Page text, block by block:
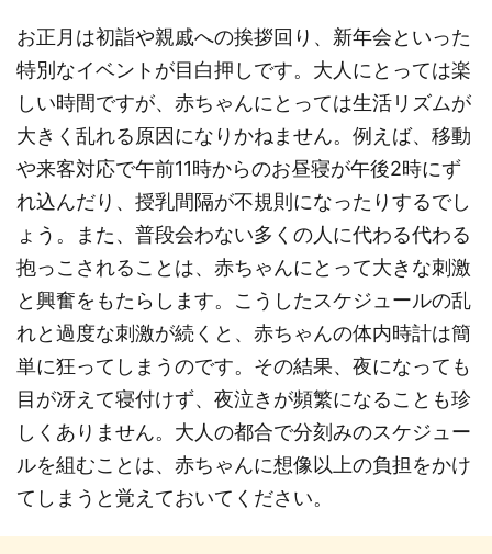
お正月は初詣や親戚への挨拶回り、新年会といった
特別なイベントが目白押しです。大人にとっては楽
しい時間ですが、赤ちゃんにとっては生活リズムが
大きく乱れる原因になりかねません。例えば、移動
や来客対応で午前11時からのお昼寝が午後2時にず
れ込んだり、授乳間隔が不規則になったりするでし
ょう。また、普段会わない多くの人に代わる代わる
抱っこされることは、赤ちゃんにとって大きな刺激
と興奮をもたらします。こうしたスケジュールの乱
れと過度な刺激が続くと、赤ちゃんの体内時計は簡
単に狂ってしまうのです。その結果、夜になっても
目が冴えて寝付けず、夜泣きが頻繁になることも珍
しくありません。大人の都合で分刻みのスケジュー
ルを組むことは、赤ちゃんに想像以上の負担をかけ
てしまうと覚えておいてください。